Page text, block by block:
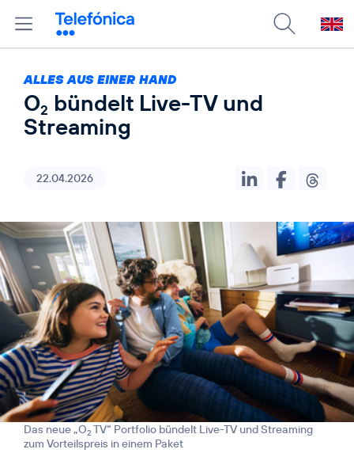
ALLES AUS EINER HAND
O2 bündelt Live-TV und
Streaming
22.04.2026
Das neue „O2 TV“ Portfolio bündelt Live-TV und Streaming
zum Vorteilspreis in einem Paket